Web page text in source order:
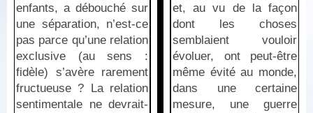
enfants, a débouché sur
une séparation, n’est-ce
pas parce qu’une relation
exclusive (au sens :
fidèle) s’avère rarement
fructueuse ? La relation
sentimentale ne devrait-
et, au vu de la façon
dont les choses
semblaient vouloir
évoluer, ont peut-être
même évité au monde,
dans une certaine
mesure, une guerre